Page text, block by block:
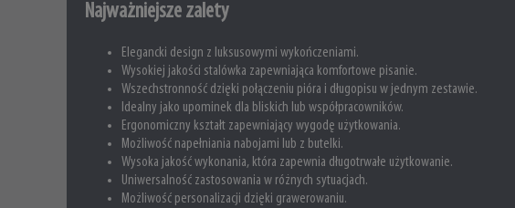
Najważniejsze zalety
Elegancki design z luksusowymi wykończeniami.
Wysokiej jakości stalówka zapewniająca komfortowe pisanie.
Wszechstronność dzięki połączeniu pióra i długopisu w jednym zestawie.
Idealny jako upominek dla bliskich lub współpracowników.
Ergonomiczny kształt zapewniający wygodę użytkowania.
Możliwość napełniania nabojami lub z butelki.
Wysoka jakość wykonania, która zapewnia długotrwałe użytkowanie.
Uniwersalność zastosowania w różnych sytuacjach.
Możliwość personalizacji dzięki grawerowaniu.